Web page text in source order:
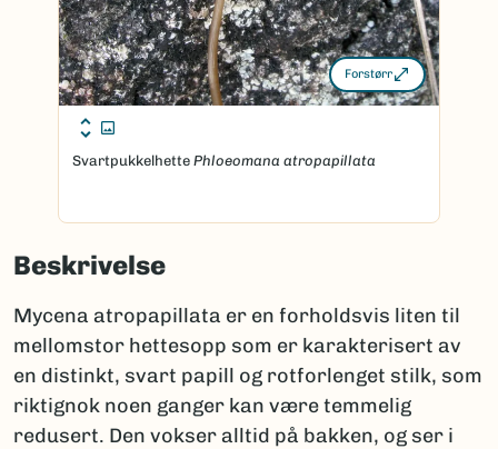
Forstørr
Svartpukkelhette Phloeomana atropapillata
Beskrivelse
Mycena atropapillata er en forholdsvis liten til
mellomstor hettesopp som er karakterisert av
en distinkt, svart papill og rotforlenget stilk, som
riktignok noen ganger kan være temmelig
redusert. Den vokser alltid på bakken, og ser i